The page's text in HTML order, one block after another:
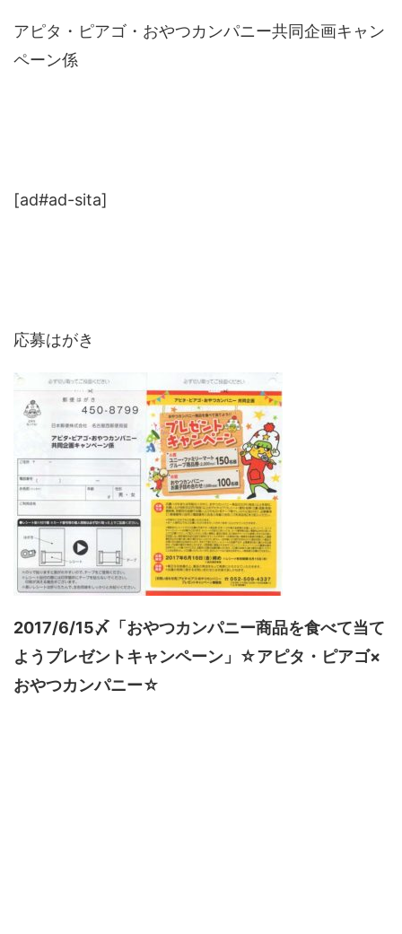
アピタ・ピアゴ・おやつカンパニー共同企画キャン
ペーン係
[ad#ad-sita]
応募はがき
2017/6/15〆「おやつカンパニー商品を食べて当て
ようプレゼントキャンペーン」☆アピタ・ピアゴ×
おやつカンパニー☆